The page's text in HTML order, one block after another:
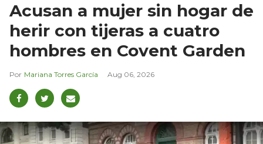
Acusan a mujer sin hogar de
herir con tijeras a cuatro
hombres en Covent Garden
Mariana Torres García Aug 06, 2026